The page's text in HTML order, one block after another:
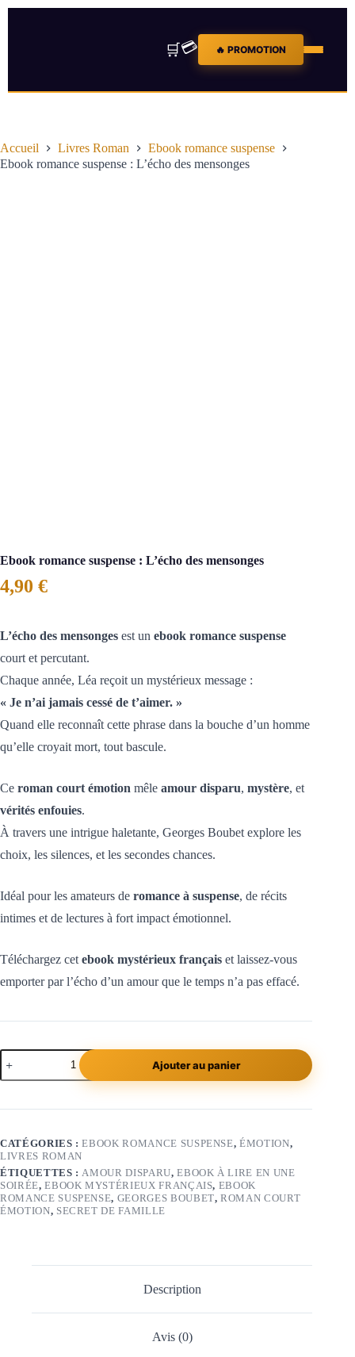
🛒💳 🔥 PROMOTION
Accueil Livres Roman
Ebook romance suspense
Ebook romance suspense : L’écho des mensonges
Ebook romance suspense : L’écho des mensonges
4,90 €
L’écho des mensonges est un ebook romance suspense
court et percutant.
Chaque année, Léa reçoit un mystérieux message :
« Je n’ai jamais cessé de t’aimer. »
Quand elle reconnaît cette phrase dans la bouche d’un homme
qu’elle croyait mort, tout bascule.
Ce roman court émotion mêle amour disparu, mystère, et
vérités enfouies.
À travers une intrigue haletante, Georges Boubet explore les
choix, les silences, et les secondes chances.
Idéal pour les amateurs de romance à suspense, de récits
intimes et de lectures à fort impact émotionnel.
Téléchargez cet ebook mystérieux français et laissez-vous
emporter par l’écho d’un amour que le temps n’a pas effacé.
Ajouter au panier
CATÉGORIES :EBOOK ROMANCE SUSPENSE,ÉMOTION,
LIVRES ROMAN
ÉTIQUETTES : AMOUR DISPARU,EBOOK À LIRE EN UNE
SOIRÉE,EBOOK MYSTÉRIEUX FRANÇAIS, EBOOK
ROMANCE SUSPENSE, GEORGES BOUBET,ROMAN COURT
ÉMOTION, SECRET DE FAMILLE
Description
Avis (0)